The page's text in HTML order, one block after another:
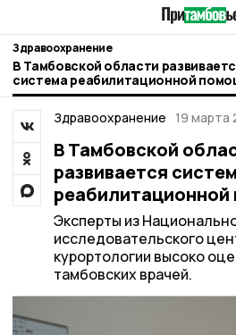
Здравоохранение
В Тамбовской области
система реабилитационной
Здравоохранение 19 марта
В Тамбовской
развивается
Эксперты из
исследовательского
курортологии высоко
тамбовских врачей.